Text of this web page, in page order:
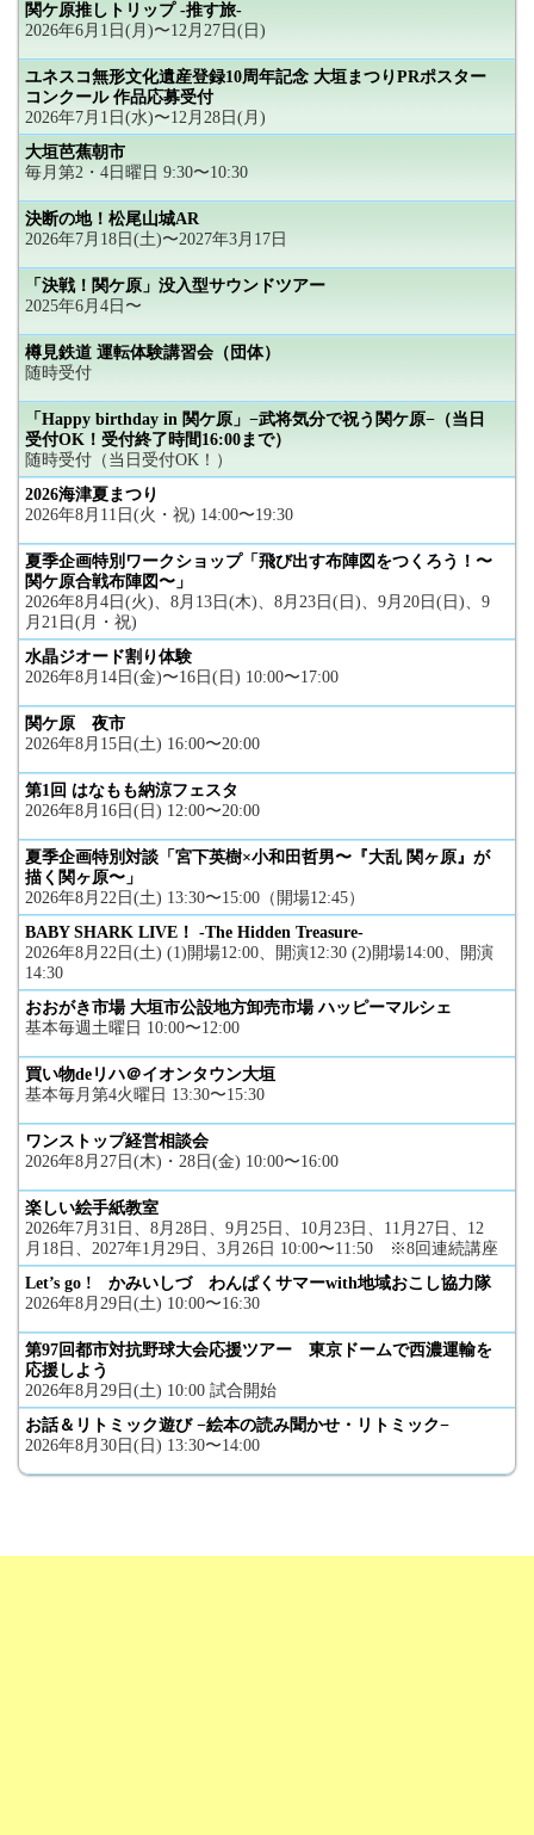
関ケ原推しトリップ -推す旅-
2026年6月1日(月)〜12月27日(日)
ユネスコ無形文化遺産登録10周年記念 大垣まつりPRポスター
コンクール 作品応募受付
2026年7月1日(水)〜12月28日(月)
大垣芭蕉朝市
毎月第2・4日曜日 9:30〜10:30
決断の地！松尾山城AR
2026年7月18日(土)〜2027年3月17日
「決戦！関ケ原」没入型サウンドツアー
2025年6月4日〜
樽見鉄道 運転体験講習会（団体）
随時受付
「Happy birthday in 関ケ原」−武将気分で祝う関ケ原−（当日
受付OK！受付終了時間16:00まで）
随時受付（当日受付OK！）
2026海津夏まつり
2026年8月11日(火・祝) 14:00〜19:30
夏季企画特別ワークショップ「飛び出す布陣図をつくろう！〜
関ケ原合戦布陣図〜」
2026年8月4日(火)、8月13日(木)、8月23日(日)、9月20日(日)、9
月21日(月・祝)
水晶ジオード割り体験
2026年8月14日(金)〜16日(日) 10:00〜17:00
関ケ原 夜市
2026年8月15日(土) 16:00〜20:00
第1回 はなもも納涼フェスタ
2026年8月16日(日) 12:00〜20:00
夏季企画特別対談「宮下英樹×小和田哲男〜『大乱 関ヶ原』が
描く関ヶ原〜」
2026年8月22日(土) 13:30〜15:00（開場12:45）
BABY SHARK LIVE！ -The Hidden Treasure-
2026年8月22日(土) (1)開場12:00、開演12:30 (2)開場14:00、開演
14:30
おおがき市場 大垣市公設地方卸売市場 ハッピーマルシェ
基本毎週土曜日 10:00〜12:00
買い物deリハ＠イオンタウン大垣
基本毎月第4火曜日 13:30〜15:30
ワンストップ経営相談会
2026年8月27日(木)・28日(金) 10:00〜16:00
楽しい絵手紙教室
2026年7月31日、8月28日、9月25日、10月23日、11月27日、12
月18日、2027年1月29日、3月26日 10:00〜11:50 ※8回連続講座
Let’s go ! かみいしづ わんぱくサマーwith地域おこし協力隊
2026年8月29日(土) 10:00〜16:30
第97回都市対抗野球大会応援ツアー 東京ドームで西濃運輸を
応援しよう
2026年8月29日(土) 10:00 試合開始
お話＆リトミック遊び −絵本の読み聞かせ・リトミック−
2026年8月30日(日) 13:30〜14:00